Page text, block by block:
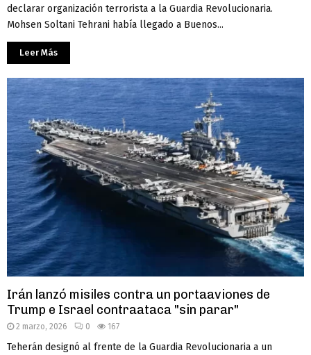
declarar organización terrorista a la Guardia Revolucionaria.
Mohsen Soltani Tehrani había llegado a Buenos...
Leer Más
Irán lanzó misiles contra un portaaviones de
Trump e Israel contraataca "sin parar"
2 marzo, 2026 0 167
Teherán designó al frente de la Guardia Revolucionaria a un